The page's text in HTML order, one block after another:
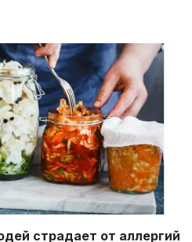
страдает от аллергий